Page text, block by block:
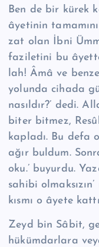
Ben de bir kürek
âyetinin
zat olan İbni
faziletini bu
lah! Âmâ ve
yolunda cihada
nasıldır?’ dedi.
biter bit­mez,
kapladı. Bu defa
ağır buldum.
oku.’ buyurdu.
sahibi
kısmı o âyete
Zeyd bin Sâbit,
hükümdarlara